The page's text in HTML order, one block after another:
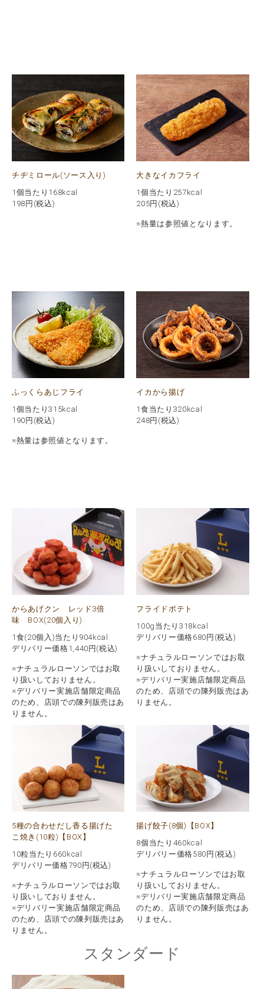
チヂミロール(ソース入り)
1個当たり168kcal
198 円(税込)
大きなイカフライ
1個当たり257kcal
205円(税込)
※熱量は参照値となります。
ふっくらあじフライ
1個当たり315kcal
190 円(税込)
※熱量は参照値となります。
イカから揚げ
1食当たり320kcal
248円(税込)
からあげクン レッド3倍
味 BOX(20個入り)
1食(20個入)当たり904kcal
デリバリー価格1,440 円(税込)
※ナチュラルローソンではお取
り扱いしておりません。
※デリバリー実施店舗限定商品
のため、店頭での陳列販売はあ
りません。
フライドポテト
100g当たり318kcal
デリバリー価格680 円(税込)
※ナチュラルローソンではお取
り扱いしておりません。
※デリバリー実施店舗限定商品
のため、店頭での陳列販売はあ
りません。
5種の合わせだし香る揚げた
こ焼き(10粒)【BOX】
10粒当たり660kcal
デリバリー価格790 円(税込)
※ナチュラルローソンではお取
り扱いしておりません。
※デリバリー実施店舗限定商品
のため、店頭での陳列販売はあ
りません。
揚げ餃子(8個)【BOX】
8個当たり460kcal
デリバリー価格580 円(税込)
※ナチュラルローソンではお取
り扱いしておりません。
※デリバリー実施店舗限定商品
のため、店頭での陳列販売はあ
りません。
スタンダード